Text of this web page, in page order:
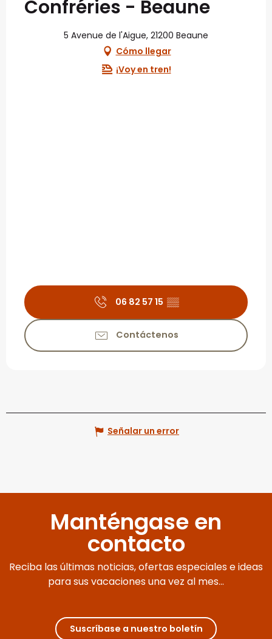
Confréries - Beaune
5 Avenue de l'Aigue, 21200 Beaune
Cómo llegar
¡Voy en tren!
06 82 57 15 ▒▒
Contáctenos
Señalar un error
Manténgase en
contacto
Reciba las últimas noticias, ofertas especiales e ideas
para sus vacaciones una vez al mes...
Suscríbase a nuestro boletín